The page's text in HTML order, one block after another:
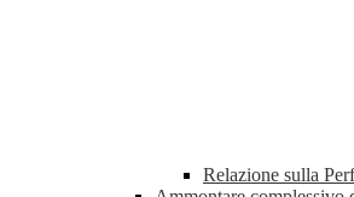
Relazione sulla